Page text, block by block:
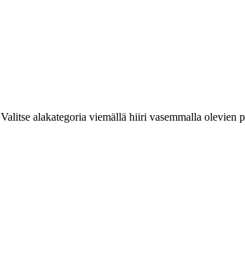
Valitse alakategoria viemällä hiiri vasemmalla olevien